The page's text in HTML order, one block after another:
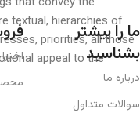
textual, hierarchies of
priorities, all those
appeal to the
ما را بیشتر
بشناسید
درباره ما
سوالات متداول